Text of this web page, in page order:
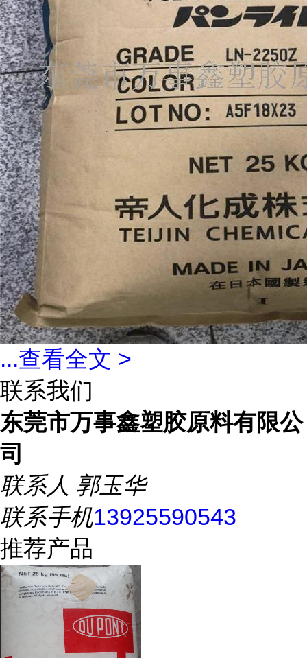
...查看全文 >
联系我们
东莞市万事鑫塑胶原料有限公
司
联系人 郭玉华
联系手机13925590543
推荐产品